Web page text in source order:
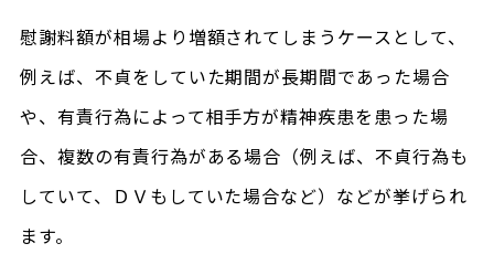
慰謝料額が相場より増額されてしまうケースとして、
例えば、不貞をしていた期間が長期間であった場合
や、有責行為によって相手方が精神疾患を患った場
合、複数の有責行為がある場合（例えば、不貞行為も
していて、ＤＶもしていた場合など）などが挙げられ
ます。